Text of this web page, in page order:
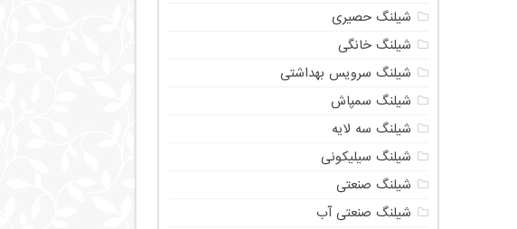
شیلنگ حصیری
شیلنگ خانگی
شیلنگ سرویس بهداشتی
شیلنگ سمپاش
شیلنگ سه لایه
شیلنگ سیلیکونی
شیلنگ صنعتی
شیلنگ صنعتی آب